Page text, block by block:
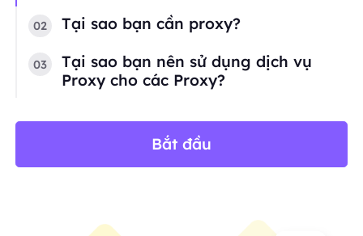
02 Tại sao bạn cần proxy?
03
Tại sao bạn nên sử dụng dịch vụ
Proxy cho các Proxy?
Bắt đầu